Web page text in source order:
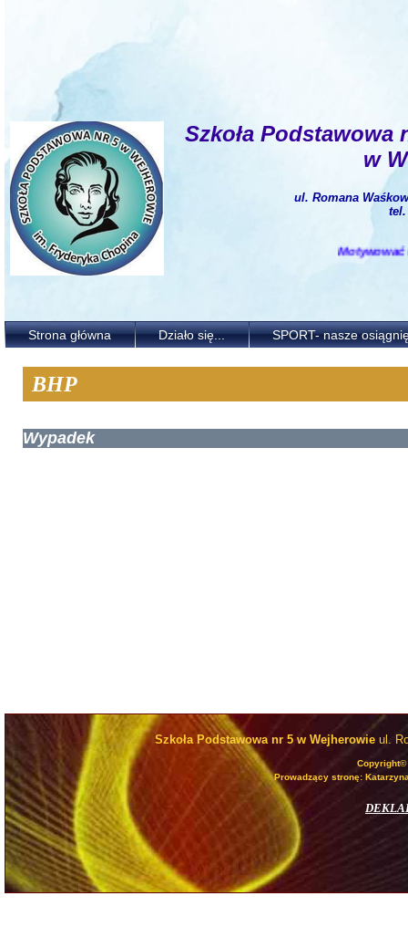
Szkoła Podstawowa
w
ul. Romana
tel.
Motywować i
Strona główna Działo się... SPORT- nasze
BHP
Wypadek
Szkoła Podstawowa nr 5 w Wejherowie ul.
Prowadzący stronę: